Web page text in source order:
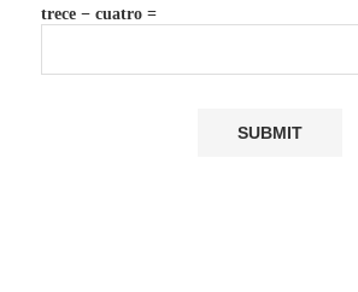
trece − cuatro =